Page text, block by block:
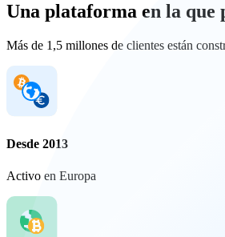
Una plataforma en la que
Más de 1,5 millones de clientes están
Desde 2013
Activo en Europa